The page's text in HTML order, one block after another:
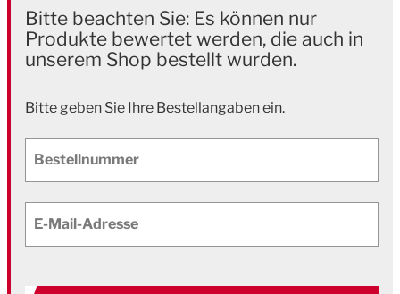
Bitte beachten Sie: Es können nur
Produkte bewertet werden, die auch in
unserem Shop bestellt wurden.
Bitte geben Sie Ihre Bestellangaben ein.
Bestellnummer
E-Mail-Adresse